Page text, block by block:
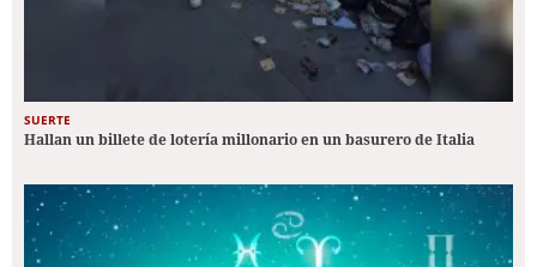
SUERTE
Hallan un billete de lotería millonario en un basurero de Italia